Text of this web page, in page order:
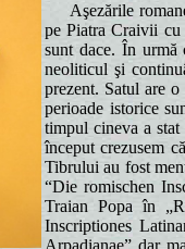
Aşezările
pe Piatra Craivii cu
sunt dace. În urmă
neoliticul şi
prezent. Satul are
perioade istorice
timpul cineva a
început crezusem
Tibrului au fost
“Die romischen
Traian Popa în
Inscriptiones
Arpadianae” dar